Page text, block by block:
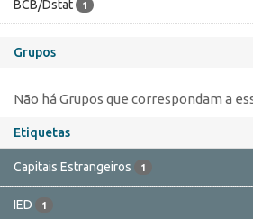
BCB/Dstat 1
Grupos
Não há Grupos que correspondam a
Etiquetas
Capitais Estrangeiros 1
IED 1